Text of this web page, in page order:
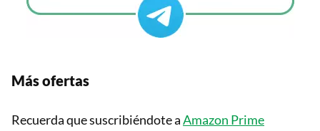
Más ofertas
Recuerda que suscribiéndote aAmazon Prime